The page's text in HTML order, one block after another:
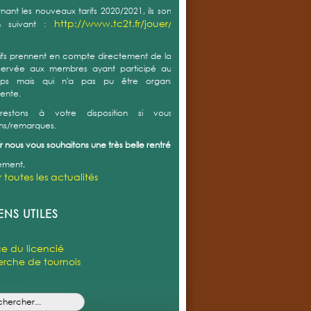
T2CT 2018
édition 2018 aura lieu du 1er au 18 mars 2018.
toutes les actualités
UTILES
du licencié
de tournois